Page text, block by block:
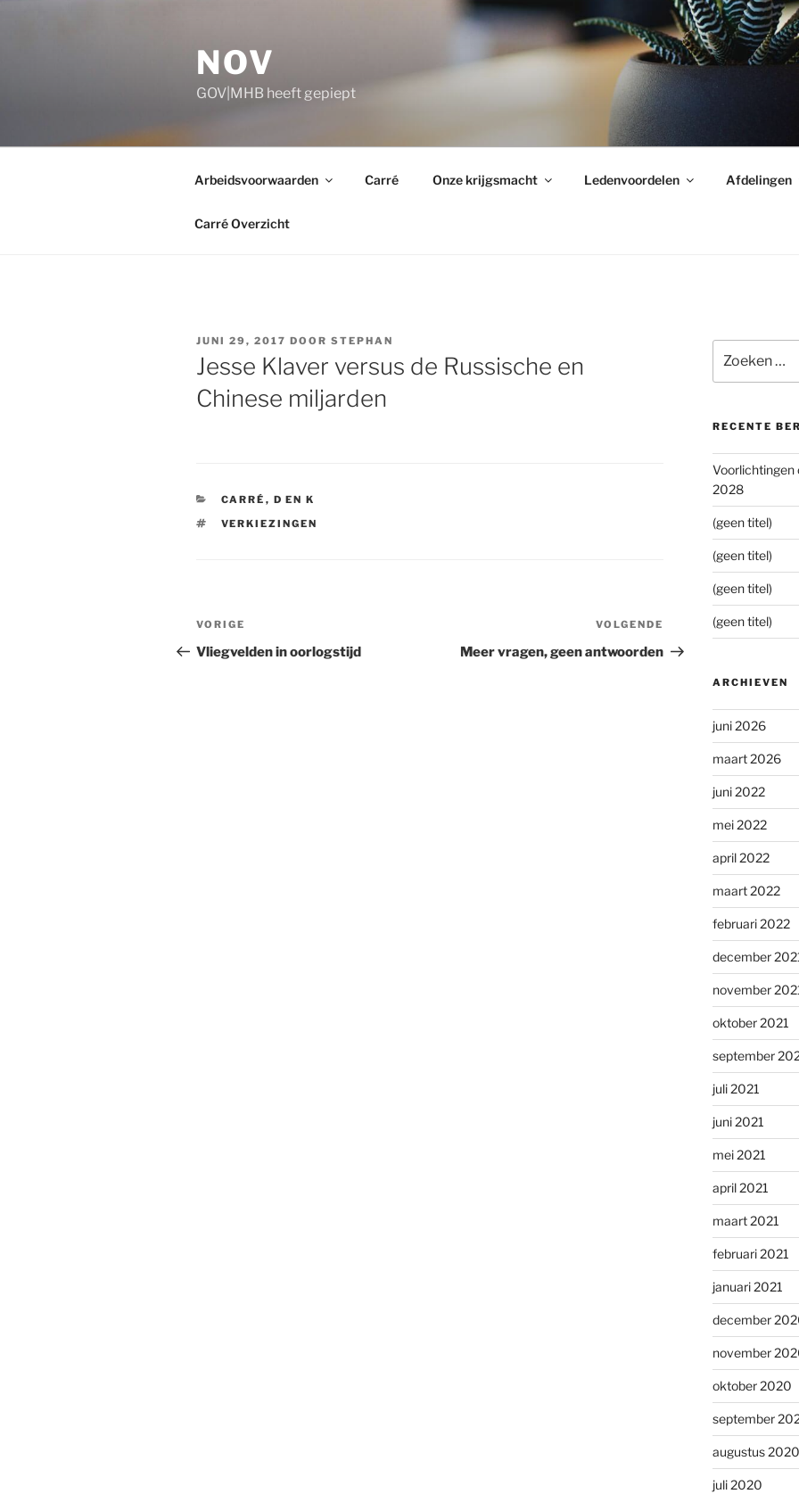
NOV
GOV|MHB heeft gepiept
Arbeidsvoorwaarden Carré Onze krijgsmacht Ledenvoordelen Afdelingen
Carré Overzicht
GEPLAATST
OP
JUNI 29, 2017 DOOR STEPHAN
Jesse Klaver versus de Russische en
Chinese miljarden
CATEGORIEËN
CARRÉ , D EN K
TAGS
VERKIEZINGEN
Bericht
navigatie
Vorig
bericht
VORIGE
Vliegvelden in oorlogstijd
Volgend
bericht
VOLGENDE
Meer vragen, geen antwoorden
naar:
RECENTE
Voorlichtingen
2028
(geen titel)
(geen titel)
(geen titel)
(geen titel)
ARCHIEVEN
juni 2026
maart 2026
juni 2022
mei 2022
april 2022
maart 2022
februari 2022
december
november
oktober 2021
september
juli 2021
juni 2021
mei 2021
april 2021
maart 2021
februari 2021
januari 2021
december
november
oktober 2020
september
augustus 2020
juli 2020